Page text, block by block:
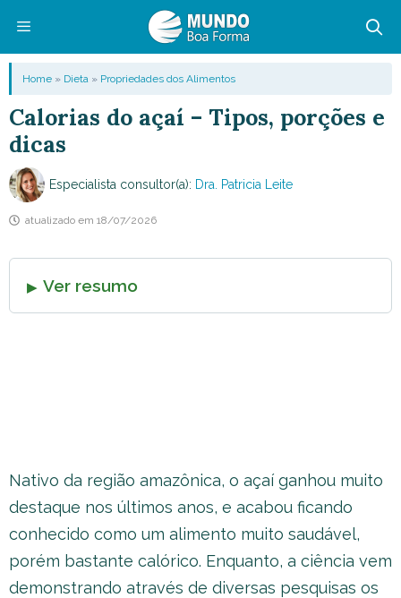
conteúdo
Menu
Home » Dieta » Propriedades dos Alimentos
Calorias do açaí – Tipos, porções e
dicas
Especialista consultor(a): Dra. Patricia Leite
atualizado em 18/07/2026
Ver resumo
Nativo da região amazônica, o açaí ganhou muito
destaque nos últimos anos, e acabou ficando
conhecido como um alimento muito saudável,
porém bastante calórico. Enquanto, a ciência vem
demonstrando através de diversas pesquisas os